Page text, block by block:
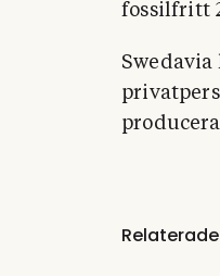
fossilfritt
Swedavia